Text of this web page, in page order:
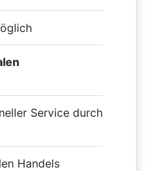
Service durch
Handels